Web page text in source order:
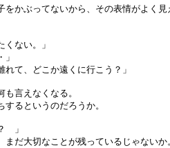
かぶってないから、その表情がよく見
くない。」
て、どこか遠くに行こう？」
言えなくなる。
るというのだろうか。
」
まだ大切なことが残っているじゃないか